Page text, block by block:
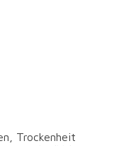
Trockenheit